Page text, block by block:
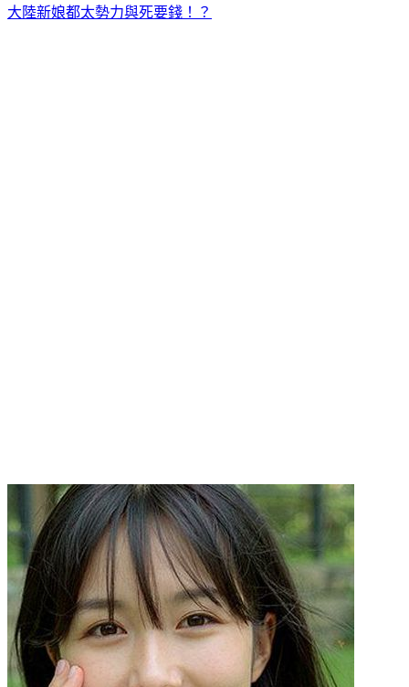
大陸新娘都太勢力與死要錢！？